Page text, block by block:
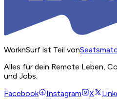
WorknSurf ist Teil von
Alles für dein Remote Leben,
und Jobs.
Facebook
Instagram X